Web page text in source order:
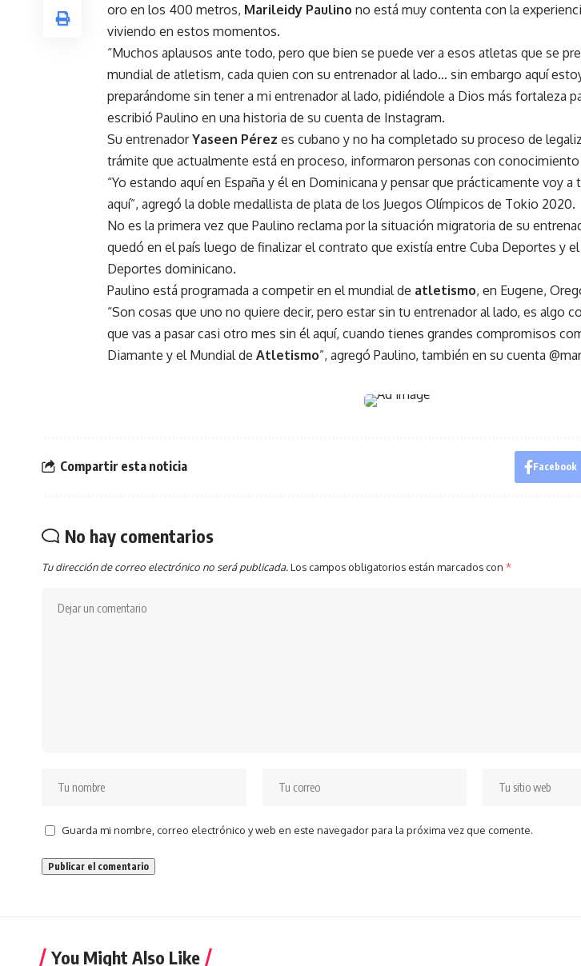
oro en los 400 metros, Marileidy Paulino no está muy contenta con la
viviendo en estos momentos.
“Muchos aplausos ante todo, pero que bien se puede ver a esos atletas que se
mundial de atletism, cada quien con su entrenador al lado… sin embargo aquí
preparándome sin tener a mi entrenador al lado, pidiéndole a Dios más fortaleza
escribió Paulino en una historia de su cuenta de Instagram.
Su entrenadorYaseen Pérez es cubano y no ha completado su proceso de
trámite que actualmente está en proceso, informaron personas con
“Yo estando aquí en España y él en Dominicana y pensar que prácticamente voy a
aquí”, agregó la doble medallista de plata de los Juegos Olímpicos de Tokio 2020.
No es la primera vez que Paulino reclama por la situación migratoria de su
quedó en el país luego de finalizar el contrato que existía entre Cuba Deportes y
Deportes dominicano.
Paulino está programada a competir en el mundial de atletismo, en Eugene,
“Son cosas que uno no quiere decir, pero estar sin tu entrenador al lado, es algo
que vas a pasar casi otro mes sin él aquí, cuando tienes grandes compromisos
Diamante y el Mundial de Atletismo”, agregó Paulino, también en su cuenta
Compartir esta noticia Facebook
No hay comentarios
Tu dirección de correo electrónico no será publicada.Los campos obligatorios están marcados con *
Guarda mi nombre, correo electrónico y web en este navegador para la próxima vez que comente.
You Might Also Like